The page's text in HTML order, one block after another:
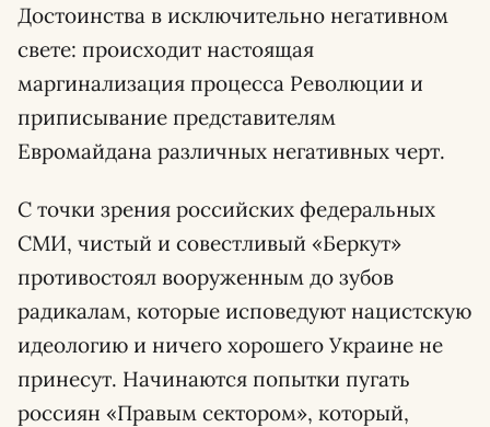
Достоинства в исключительно негативном
свете: происходит настоящая
маргинализация процесса Революции и
приписывание представителям
Евромайдана различных негативных черт.
С точки зрения российских федеральных
СМИ, чистый и совестливый «Беркут»
противостоял вооруженным до зубов
радикалам, которые исповедуют нацистскую
идеологию и ничего хорошего Украине не
принесут. Начинаются попытки пугать
россиян «Правым сектором», который,